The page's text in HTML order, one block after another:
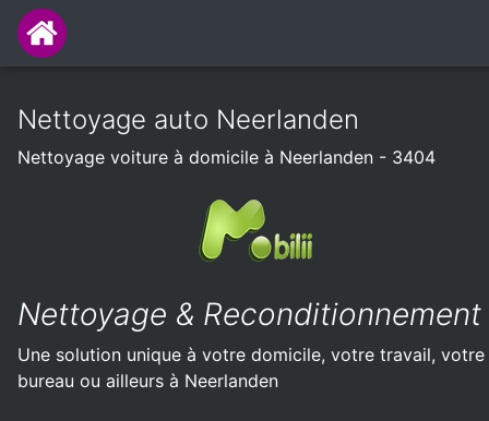
Nettoyage auto Neerlanden
Nettoyage voiture à domicile à Neerlanden - 3404
Nettoyage & Reconditionnement
Une solution unique à votre domicile, votre travail, votre
bureau ou ailleurs à Neerlanden